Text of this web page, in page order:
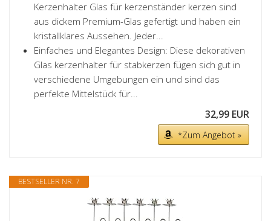
Kerzenhalter Glas für kerzenständer kerzen sind
aus dickem Premium-Glas gefertigt und haben ein
kristallklares Aussehen. Jeder...
Einfaches und Elegantes Design: Diese dekorativen
Glas kerzenhalter für stabkerzen fügen sich gut in
verschiedene Umgebungen ein und sind das
perfekte Mittelstück für...
32,99 EUR
*Zum Angebot »
BESTSELLER NR. 7